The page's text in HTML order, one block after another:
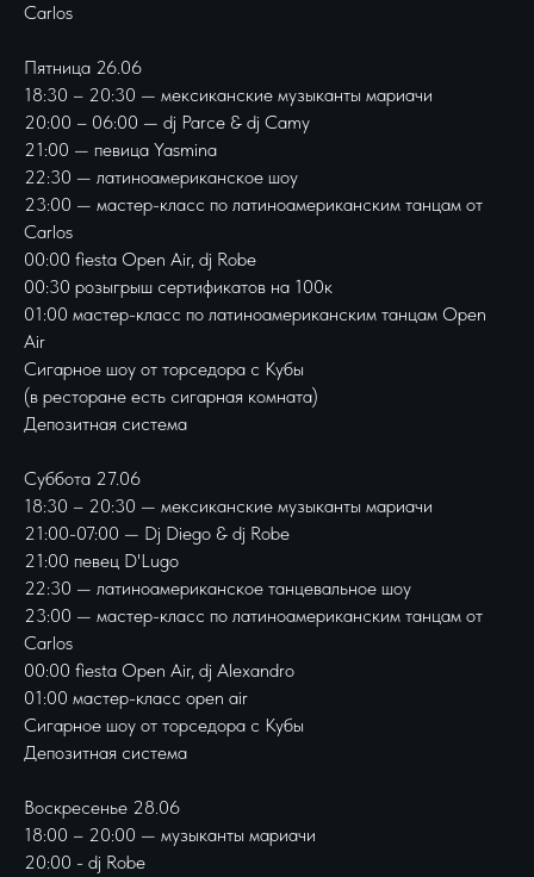
Carlos
Пятница 26.06
18:30 – 20:30 — мексиканские музыканты мариачи
20:00 – 06:00 — dj Parce & dj Camy
21:00 — певица Yasmina
22:30 — латиноамериканское шоу
23:00 — мастер-класс по латиноамериканским танцам от
Carlos
00:00 fiesta Open Air, dj Robe
00:30 розыгрыш сертификатов на 100к
01:00 мастер-класс по латиноамериканским танцам Open
Air
Сигарное шоу от торседора с Кубы
(в ресторане есть сигарная комната)
Депозитная система
Суббота 27.06
18:30 – 20:30 — мексиканские музыканты мариачи
21:00-07:00 — Dj Diego & dj Robe
21:00 певец D'Lugo
22:30 — латиноамериканское танцевальное шоу
23:00 — мастер-класс по латиноамериканским танцам от
Carlos
00:00 fiesta Open Air, dj Alexandro
01:00 мастер-класс open air
Сигарное шоу от торседора с Кубы
Депозитная система
Воскресенье 28.06
18:00 – 20:00 — музыканты мариачи
20:00 - dj Robe